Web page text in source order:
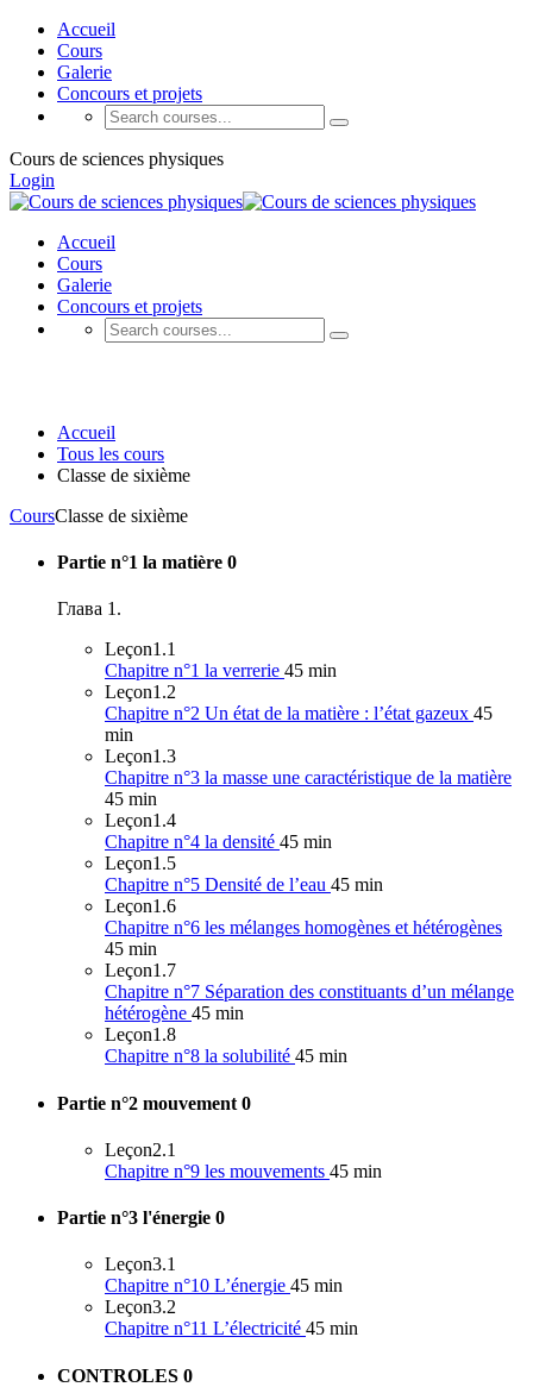
Accueil
Cours
Galerie
Concours et projets
Cours de sciences physiques
Login
Accueil
Cours
Galerie
Concours et projets
Accueil
Tous les cours
Classe de sixième
CoursClasse de sixième
Partie n°1 la matière 0
Глава 1.
Leçon1.1
Chapitre n°1 la verrerie 45 min
Leçon1.2
Chapitre n°2 Un état de la matière : l’état gazeux 45
min
Leçon1.3
Chapitre n°3 la masse une caractéristique de la matière
45 min
Leçon1.4
Chapitre n°4 la densité 45 min
Leçon1.5
Chapitre n°5 Densité de l’eau 45 min
Leçon1.6
Chapitre n°6 les mélanges homogènes et hétérogènes
45 min
Leçon1.7
Chapitre n°7 Séparation des constituants d’un mélange
hétérogène 45 min
Leçon1.8
Chapitre n°8 la solubilité 45 min
Partie n°2 mouvement 0
Leçon2.1
Chapitre n°9 les mouvements 45 min
Partie n°3 l'énergie 0
Leçon3.1
Chapitre n°10 L’énergie 45 min
Leçon3.2
Chapitre n°11 L’électricité 45 min
CONTROLES 0